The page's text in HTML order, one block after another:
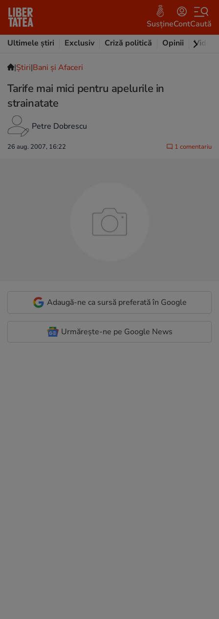
SusțineContCaută
Ultimele știri
Exclusiv Criză politică Opinii Video
|Ştiri|Bani și Afaceri
Tarife mai mici pentru apelurile in
strainatate
Petre Dobrescu
26 aug. 2007, 16:22 1 comentariu
Adaugă-ne ca sursă preferată în Google
Urmărește-ne pe Google News